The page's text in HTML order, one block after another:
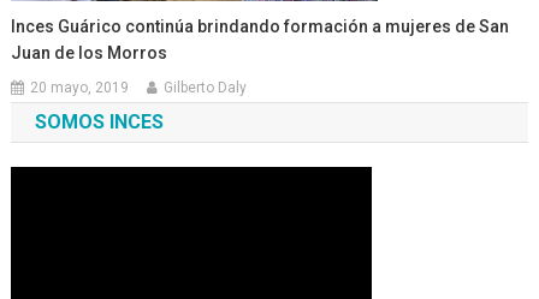
Inces Guárico continúa brindando formación a mujeres de San
Juan de los Morros
20 mayo, 2019 Gilberto Daly
SOMOS INCES